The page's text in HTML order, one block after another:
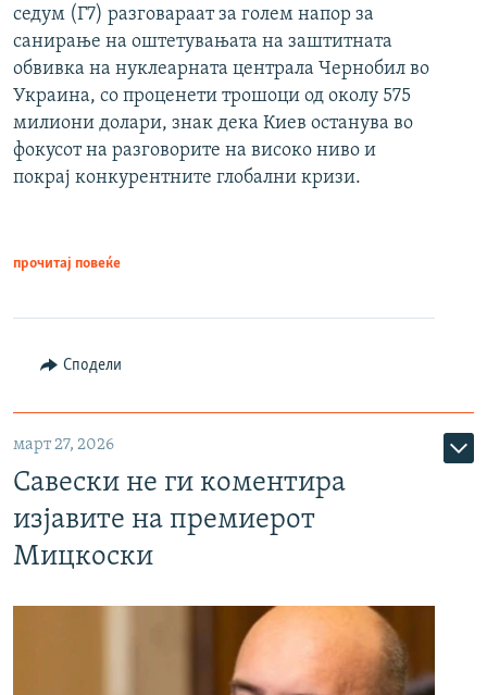
седум (Г7) разговараат за голем напор за
санирање на оштетувањата на заштитната
обвивка на нуклеарната централа Чернобил во
Украина, со проценети трошоци од околу 575
милиони долари, знак дека Киев останува во
фокусот на разговорите на високо ниво и
покрај конкурентните глобални кризи.
прочитај повеќе
Сподели
март 27, 2026
Савески не ги коментира
изјавите на премиерот
Мицкоски